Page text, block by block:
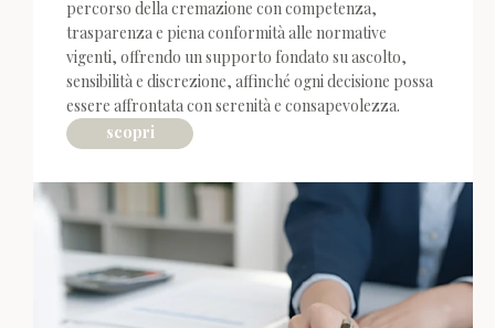
percorso della cremazione con competenza,
trasparenza e piena conformità alle normative
vigenti, offrendo un supporto fondato su ascolto,
sensibilità e discrezione, affinché ogni decisione possa
essere affrontata con serenità e consapevolezza.
scopri